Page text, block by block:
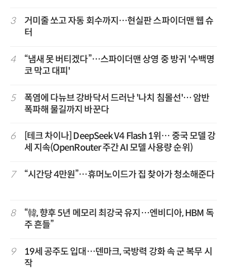
3
거미줄 쏘고 자동 회수까지…현실판 스파이더맨 웹 슈
터
4
“냄새 못 버티겠다”…스파이더맨 상영 중 방귀 '수백명
코 막고 대피'
5
폭염에 다뉴브 강바닥서 드러난 '나치 침몰선'… 암반
폭파해 물길까지 바꾼다
6
[테크 차이나] DeepSeek V4 Flash 1위… 중국 모델 강
세 지속(OpenRouter 주간 AI 모델 사용량 순위)
7 “시간당 4만원”…휴머노이드가 집 찾아가 청소해준다
8
“韓, 향후 5년 메모리 최강국 유지…엔비디아, HBM 독
주 흔들”
9
19세 공주도 입대…덴마크, 국방력 강화 속 군 복무 시
작